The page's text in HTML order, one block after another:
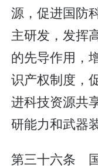
源，促进国防
主研发，发挥
的先导作用，
识产权制度，
进科技资源共
研能力和武器
第三十六条